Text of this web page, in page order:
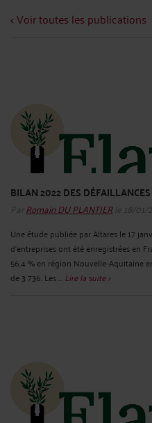
< Voir toutes les publications
BILAN 2022 DES DÉFAILLANCES
Par Romain DU PLANTIERle 18/01/
Une étude publiée par Altares le 17
d’entreprises ont été enregistrées en
56,4 % en région Nouvelle-Aquitaine
de 3 736. Les ... Lire la suite >